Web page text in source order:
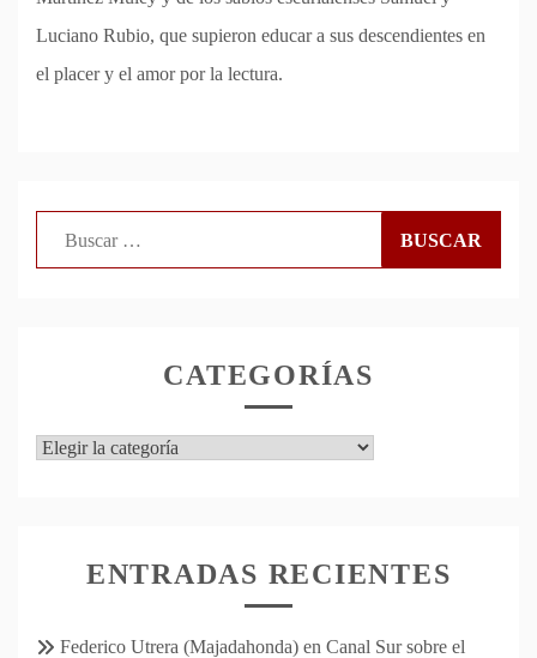
Luciano Rubio, que supieron educar a sus descendientes en
el placer y el amor por la lectura.
CATEGORÍAS
Categorías
ENTRADAS RECIENTES
Federico Utrera (Majadahonda) en Canal Sur sobre el